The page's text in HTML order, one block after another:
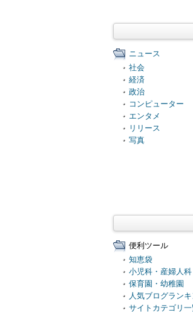
ニュース
社会
経済
政治
コンピューター
エンタメ
リリース
写真
便利ツール
知恵袋
小児科・産婦人科
保育園・幼稚園
人気ブログラン
サイトカテゴリ一